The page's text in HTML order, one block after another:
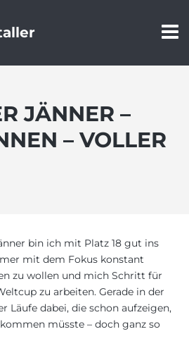
JÄNNER –
– VOLLER
bin ich mit Platz 18 gut ins
mit dem Fokus konstant
zu wollen und mich Schritt für
zu arbeiten. Gerade in der
Läufe dabei, die schon aufzeigen,
müsste – doch ganz so